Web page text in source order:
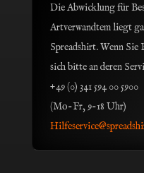
Die Abwicklung für
Artverwandtem liegt
Spreadshirt. Wenn Sie
sich bitte an deren
+49 (0) 341 594 00 5900
(Mo-Fr, 9-18 Uhr)